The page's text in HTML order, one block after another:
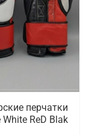
перчатки
White ReD Blak